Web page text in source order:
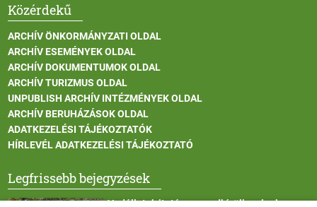
Közérdekű
ARCHÍV ÖNKORMÁNYZATI OLDAL
ARCHÍV ESEMÉNYEK OLDAL
ARCHÍV DOKUMENTUMOK OLDAL
ARCHÍV TURIZMUS OLDAL
UNPUBLISH ARCHÍV INTÉZMÉNYEK OLDAL
ARCHÍV BERUHÁZÁSOK OLDAL
ADATKEZELÉSI TÁJÉKOZTATÓK
HÍRLEVÉL ADATKEZELÉSI TÁJÉKOZTATÓ
Legfrissebb bejegyzések
Vadállatok itatása a rendkívüli melegben